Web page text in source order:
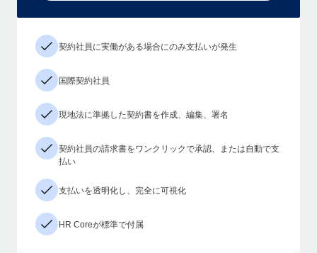
契約社員に実働がある場合にのみ支払いが発生
国際契約社員
現地法に準拠した契約書を作成、編集、署名
契約社員の請求書をワンクリックで承認、または自動で支
払い
支払いを透明化し、完全に可視化
HR Coreが標準で付属